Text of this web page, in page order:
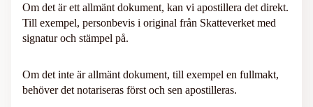
Om det är ett allmänt dokument, kan vi apostillera det direkt.
Till exempel, personbevis i original från Skatteverket med
signatur och stämpel på.
Om det inte är allmänt dokument, till exempel en fullmakt,
behöver det notariseras först och sen apostilleras.